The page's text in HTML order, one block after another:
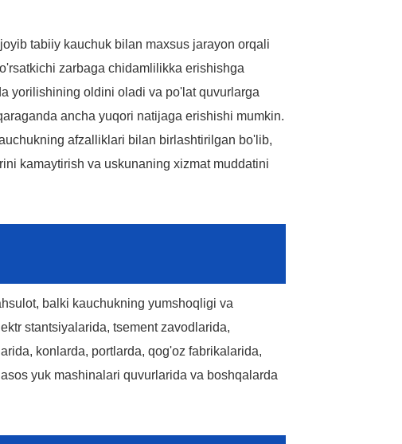
tabiiy kauchuk bilan maxsus jarayon orqali
zarbaga chidamlilikka erishishga
yorilishining oldini oladi va po'lat quvurlarga
ancha yuqori natijaga erishishi mumkin.
afzalliklari bilan birlashtirilgan bo'lib,
kamaytirish va uskunaning xizmat muddatini
balki kauchukning yumshoqligi va
stantsiyalarida, tsement zavodlarida,
konlarda, portlarda, qog'oz fabrikalarida,
yuk mashinalari quvurlarida va boshqalarda
Enter a Warming that does not meet the criteria!
Phone
Message
*
Required
field
SUBMIT